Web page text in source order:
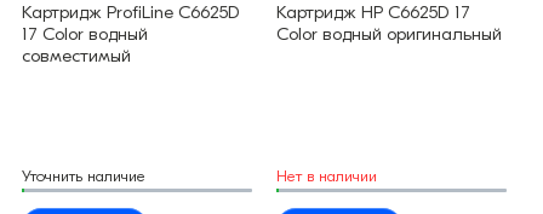
Картридж ProfiLine C6625D
17 Color водный
совместимый
Уточнить наличие
Картридж HP C6625D 17
Color водный оригинальный
Нет в наличии